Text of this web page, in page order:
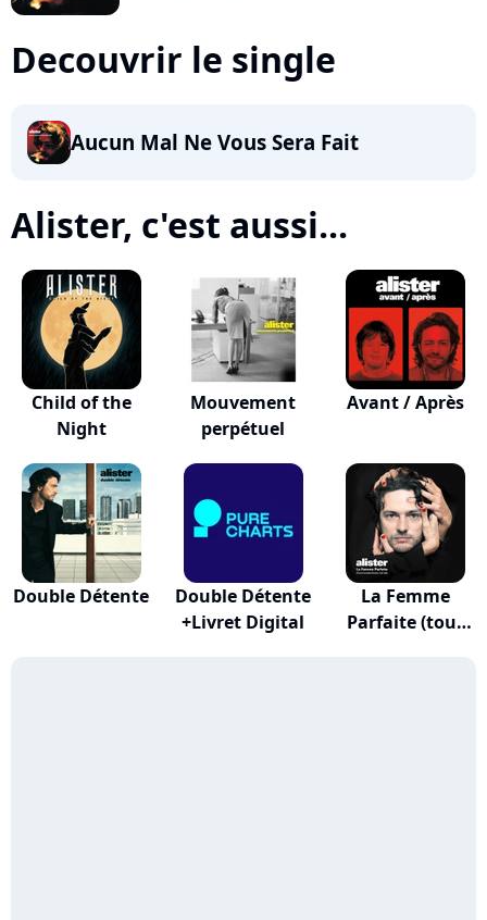
Decouvrir le single
Aucun Mal Ne Vous Sera Fait
Alister, c'est aussi...
Child of the
Night
Mouvement
perpétuel
Avant / Après
Double Détente
Double Détente
+Livret Digital
La Femme
Parfaite (tout